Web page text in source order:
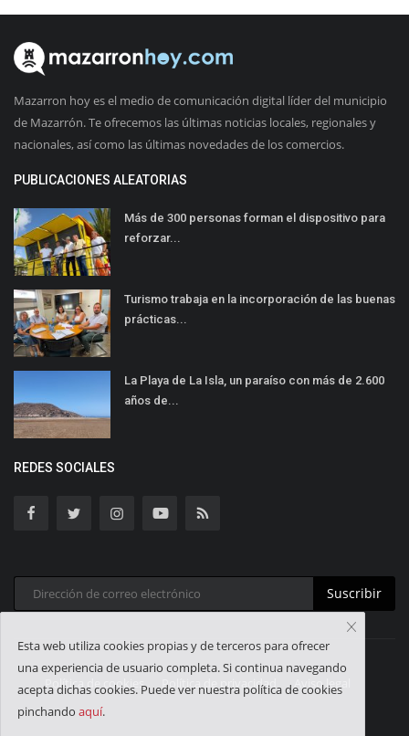
Mazarron hoy es el medio de comunicación digital líder del municipio
de Mazarrón. Te ofrecemos las últimas noticias locales, regionales y
nacionales, así como las últimas novedades de los comercios.
PUBLICACIONES ALEATORIAS
Más de 300 personas forman el dispositivo para
reforzar...
Turismo trabaja en la incorporación de las buenas
prácticas...
La Playa de La Isla, un paraíso con más de 2.600
años de...
REDES SOCIALES
Suscribir
Política de cookies Política de privacidad Aviso legal
Esta web utiliza cookies propias y de terceros para ofrecer
una experiencia de usuario completa. Si continua navegando
acepta dichas cookies. Puede ver nuestra política de cookies
pinchando aquí.